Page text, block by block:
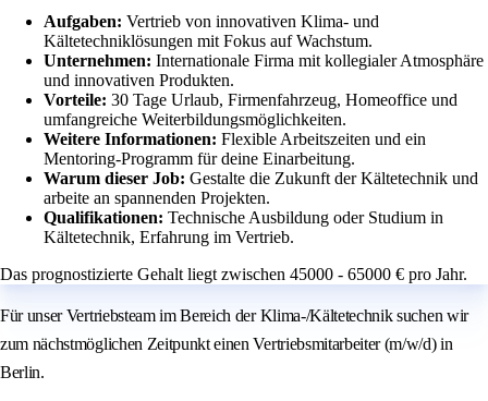
Aufgaben: Vertrieb von innovativen Klima- und
Kältetechniklösungen mit Fokus auf Wachstum.
Unternehmen: Internationale Firma mit kollegialer Atmosphäre
und innovativen Produkten.
Vorteile: 30 Tage Urlaub, Firmenfahrzeug, Homeoffice und
umfangreiche Weiterbildungsmöglichkeiten.
Weitere Informationen: Flexible Arbeitszeiten und ein
Mentoring-Programm für deine Einarbeitung.
Warum dieser Job: Gestalte die Zukunft der Kältetechnik und
arbeite an spannenden Projekten.
Qualifikationen: Technische Ausbildung oder Studium in
Kältetechnik, Erfahrung im Vertrieb.
Das prognostizierte Gehalt liegt zwischen 45000 - 65000 € pro Jahr.
Für unser Vertriebsteam im Bereich der Klima-/Kältetechnik suchen wir
zum nächstmöglichen Zeitpunkt einen Vertriebsmitarbeiter (m/w/d) in
Berlin.